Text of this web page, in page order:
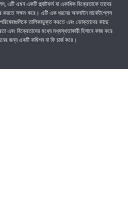
এমন একটি প্ল্যাটফর্ম যা একাধিক বিক্রেতাকে তাদের
করতে সক্ষম করে। এটি এক ধরনের অনলাইন মার্কেটপ্লেস
পরিষেবাগুলিকে তালিকাভুক্ত করতে এবং ভোক্তাদের কাছে
বিক্রেতাদের মধ্যে মধ্যস্থতাকারী হিসাবে কাজ করে
জন্য একটি কমিশন বা ফি চার্জ করে।